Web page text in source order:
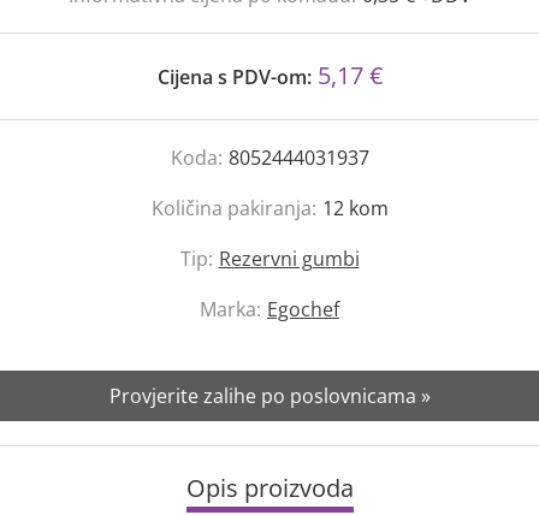
Cijena s PDV-om: 5,17 €
Koda: 8052444031937
Količina pakiranja: 12 kom
Tip: Rezervni gumbi
Marka: Egochef
Provjerite zalihe po poslovnicama »
Opis proizvoda